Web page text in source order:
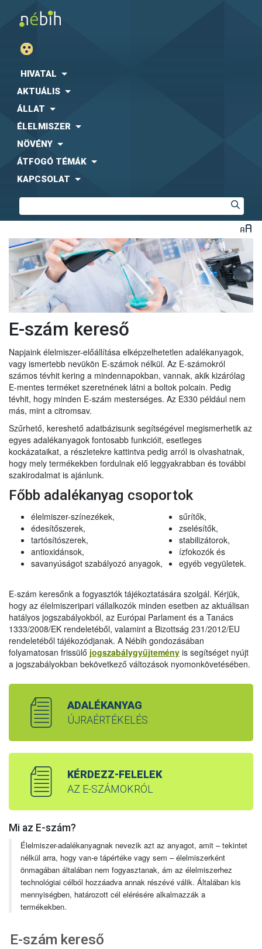
HIVATAL
AKTUÁLIS
ÁLLAT
ÉLELMISZER
NÖVÉNY
ÁTFOGÓ TÉMÁK
KAPCSOLAT
E-szám kereső
Napjaink élelmiszer-előállítása elképzelhetetlen adalékanyagok,
vagy ismertebb nevükön E-számok nélkül. Az E-számokról
számos tévhit kering a mindennapokban, vannak, akik kizárólag
E-mentes terméket szeretnének látni a boltok polcain. Pedig
tévhit, hogy minden E-szám mesterséges. Az E330 például nem
más, mint a citromsav.
Szűrhető, kereshető adatbázisunk segítségével megismerhetik az
egyes adalékanyagok fontosabb funkcióit, esetleges
kockázataikat, a részletekre kattintva pedig arról is olvashatnak,
hogy mely termékekben fordulnak elő leggyakrabban és további
szakirodalmat is ajánlunk.
Főbb adalékanyag csoportok
élelmiszer-színezékek,
édesítőszerek,
tartósítószerek,
antioxidánsok,
savanyúságot szabályozó anyagok,
sűrítők,
zselésítők,
stabilizátorok,
ízfokozók és
egyéb vegyületek.
E-szám keresőnk a fogyasztók tájékoztatására szolgál. Kérjük,
hogy az élelmiszeripari vállalkozók minden esetben az aktuálisan
hatályos jogszabályokból, az Európai Parlament és a Tanács
1333/2008/EK rendeletéből, valamint a Bizottság 231/2012/EU
rendeletéből tájékozódjanak. A Nébih gondozásában
folyamatosan frissülő jogszabálygyűjtemény is segítséget nyújt
a jogszabályokban bekövetkező változások nyomonkövetésében.
ADALÉKANYAG
ÚJRAÉRTÉKELÉS
KÉRDEZZ-FELELEK
AZ E-SZÁMOKRÓL
Mi az E-szám?
Élelmiszer-adalékanyagnak nevezik azt az anyagot, amit – tekintet
nélkül arra, hogy van-e tápértéke vagy sem – élelmiszerként
önmagában általában nem fogyasztanak, ám az élelmiszerhez
technológiai célból hozzáadva annak részévé válik. Általában kis
mennyiségben, határozott cél elérésére alkalmazzák a
termékekben.
E-szám kereső